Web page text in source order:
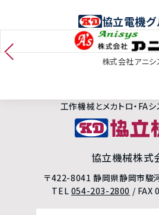
協立電機グ
株式会社アニシ
工作機械とメカトロ・FA
協立機械株式
〒422-8041 静岡県静岡市駿
TEL 054-203-2800 / FAX